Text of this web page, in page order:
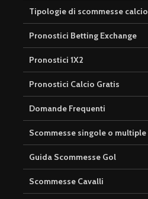
Tipologie di scommesse calcio
Pronostici Betting Exchange
Pronostici 1X2
Pronostici Calcio Gratis
Domande Frequenti
Scommesse singole o multiple
Guida Scommesse Gol
Scommesse Cavalli